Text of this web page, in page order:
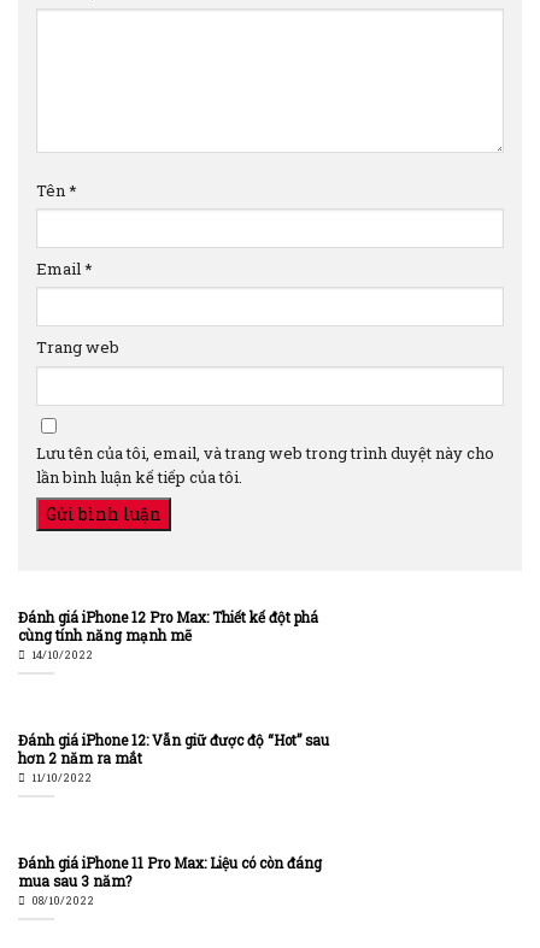
Tên*
Email*
Trang web
Lưu tên của tôi, email, và trang web trong trình duyệt này cho
lần bình luận kế tiếp của tôi.
Đánh giá iPhone 12 Pro Max: Thiết kế đột phá
cùng tính năng mạnh mẽ
14/10/2022
Đánh giá iPhone 12: Vẫn giữ được độ “Hot” sau
hơn 2 năm ra mắt
11/10/2022
Đánh giá iPhone 11 Pro Max: Liệu có còn đáng
mua sau 3 năm?
08/10/2022